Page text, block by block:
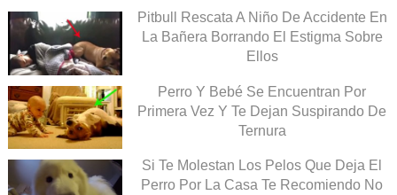
Pitbull Rescata A Niño De Accidente En
La Bañera Borrando El Estigma Sobre
Ellos
Perro Y Bebé Se Encuentran Por
Primera Vez Y Te Dejan Suspirando De
Ternura
Si Te Molestan Los Pelos Que Deja El
Perro Por La Casa Te Recomiendo No